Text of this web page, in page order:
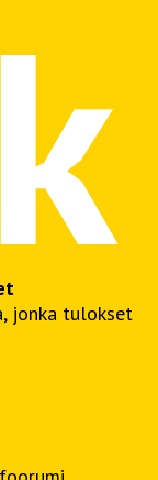
jonka tulokset